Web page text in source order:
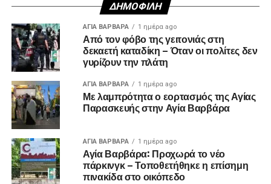
ΔΗΜΟΦΙΛΉ
ΑΓΙΑ ΒΑΡΒΑΡΑ 1 ημέρα ago
Από τον φόβο της γειτονιάς στη
δεκαετή καταδίκη – Όταν οι πολίτες δεν
γυρίζουν την πλάτη
ΑΓΙΑ ΒΑΡΒΑΡΑ 1 ημέρα ago
Με λαμπρότητα ο εορτασμός της Αγίας
Παρασκευής στην Αγία Βαρβάρα
ΑΓΙΑ ΒΑΡΒΑΡΑ 1 ημέρα ago
Αγία Βαρβάρα: Προχωρά το νέο
πάρκινγκ – Τοποθετήθηκε η επίσημη
πινακίδα στο οικόπεδο